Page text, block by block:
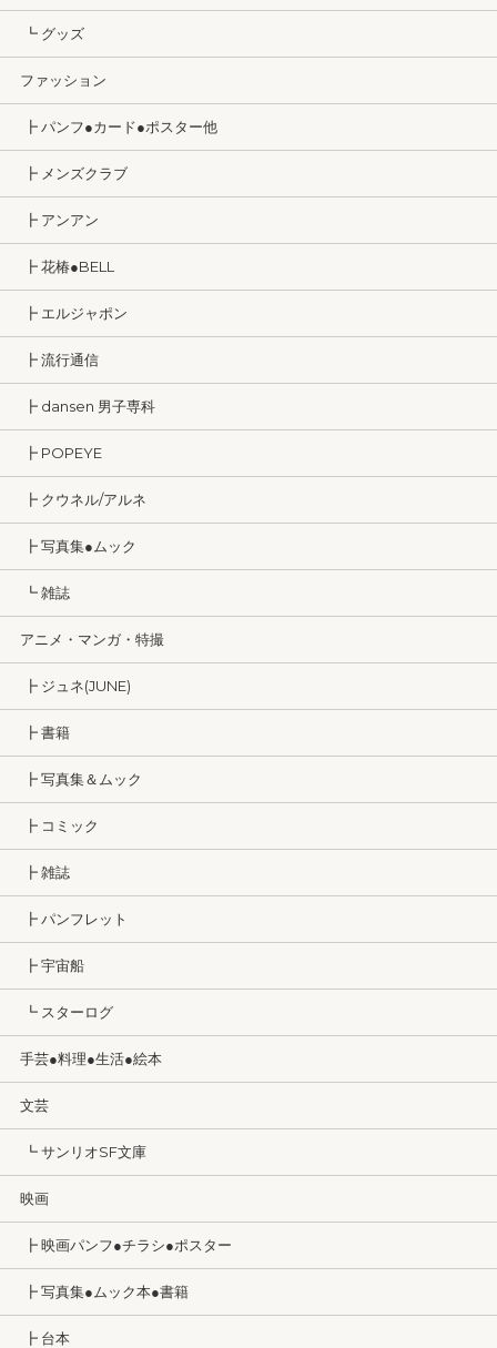
┗ グッズ
ファッション
┣ パンフ●カード●ポスター他
┣ メンズクラブ
┣ アンアン
┣ 花椿●BELL
┣ エルジャポン
┣ 流行通信
┣ dansen 男子専科
┣ POPEYE
┣ クウネル/アルネ
┣ 写真集●ムック
┗ 雑誌
アニメ・マンガ・特撮
┣ ジュネ(JUNE)
┣ 書籍
┣ 写真集＆ムック
┣ コミック
┣ 雑誌
┣ パンフレット
┣ 宇宙船
┗ スターログ
手芸●料理●生活●絵本
文芸
┗ サンリオSF文庫
映画
┣ 映画パンフ●チラシ●ポスター
┣ 写真集●ムック本●書籍
┣ 台本